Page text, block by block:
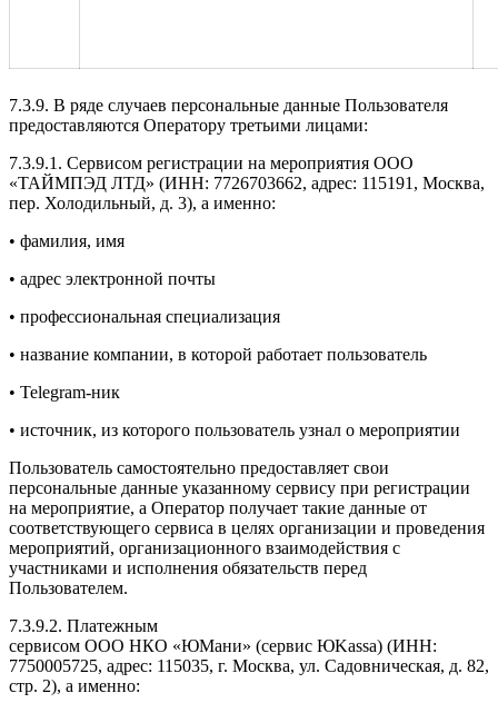
7.3.9. В ряде случаев персональные данные Пользователя
предоставляются Оператору третьими лицами:
7.3.9.1. Сервисом регистрации на мероприятия ООО
«ТАЙМПЭД ЛТД» (ИНН: 7726703662, адрес: 115191, Москва,
пер. Холодильный, д. 3), а именно:
• фамилия, имя
• адрес электронной почты
• профессиональная специализация
• название компании, в которой работает пользователь
• Telegram-ник
• источник, из которого пользователь узнал о мероприятии
Пользователь самостоятельно предоставляет свои
персональные данные указанному сервису при регистрации
на мероприятие, а Оператор получает такие данные от
соответствующего сервиса в целях организации и проведения
мероприятий, организационного взаимодействия с
участниками и исполнения обязательств перед
Пользователем.
7.3.9.2. Платежным
сервисом ООО НКО «ЮМани» (сервис ЮKassa) (ИНН:
7750005725, адрес: 115035, г. Москва, ул. Садовническая, д. 82,
стр. 2), а именно: